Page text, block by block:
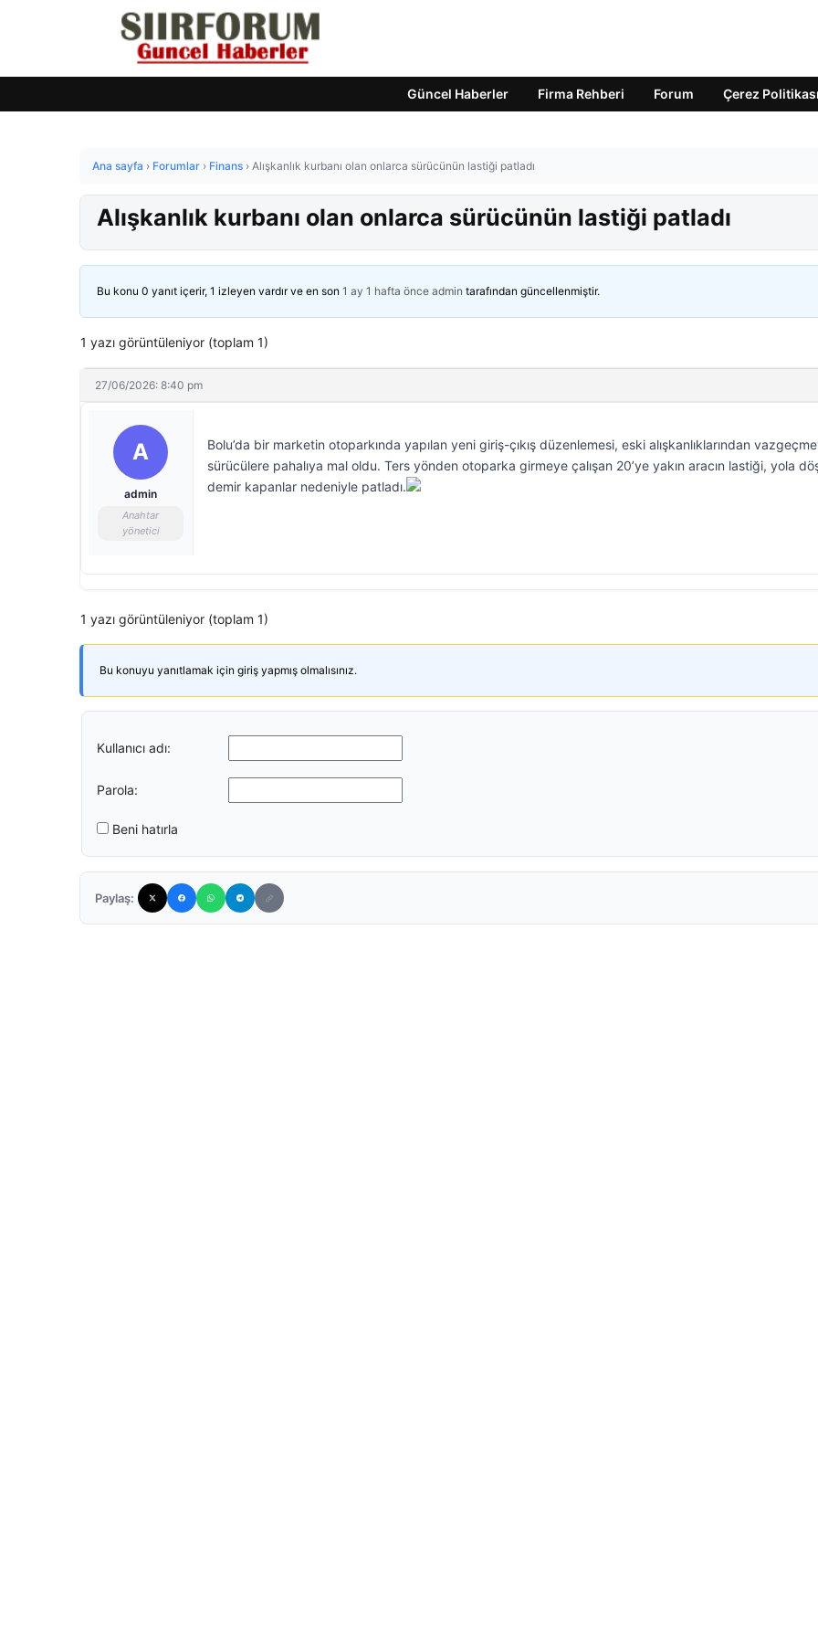
Güncel Haberler Firma Rehberi Forum Çerez Politikası
Ana sayfa › Forumlar › Finans › Alışkanlık kurbanı olan onlarca sürücünün lastiği patladı
Alışkanlık kurbanı olan onlarca sürücünün lastiği patladı
Bu konu 0 yanıt içerir, 1 izleyen vardır ve en son 1 ay 1 hafta önce admin tarafından güncellenmiştir.
1 yazı görüntüleniyor (toplam 1)
27/06/2026: 8:40 pm
A
admin
Anahtar
yönetici
Bolu’da bir marketin otoparkında yapılan yeni giriş-çıkış düzenlemesi, eski alışkanlıklarından
sürücülere pahalıya mal oldu. Ters yönden otoparka girmeye çalışan 20’ye yakın aracın lastiği, yola
demir kapanlar nedeniyle patladı.
1 yazı görüntüleniyor (toplam 1)
Bu konuyu yanıtlamak için giriş yapmış olmalısınız.
Kullanıcı adı:
Parola:
Beni hatırla
Paylaş: